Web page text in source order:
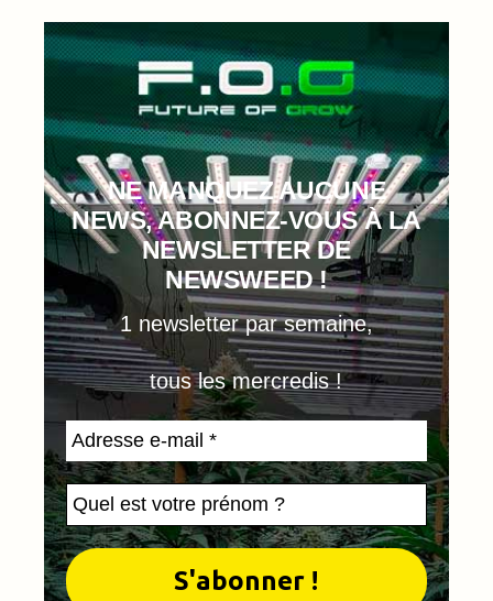
NE MANQUEZ AUCUNE
NEWS, ABONNEZ-VOUS À LA
NEWSLETTER DE
NEWSWEED !
1 newsletter par semaine,
tous les mercredis !